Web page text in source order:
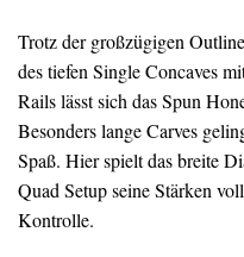
Trotz der großzügigen
des tiefen Single Concaves
Rails lässt sich das Spun
Besonders lange Carves
Spaß. Hier spielt das breite
Quad Setup seine Stärken
Kontrolle.